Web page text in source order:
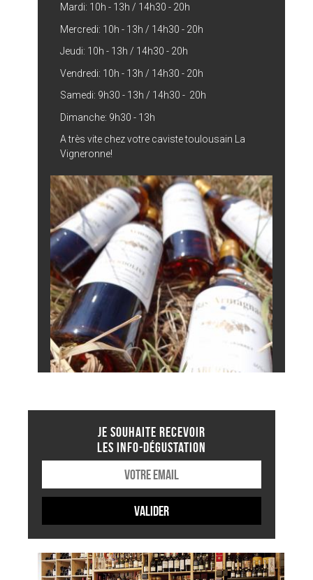
Mardi: 10h - 13h / 14h30 - 20h
Mercredi: 10h - 13h / 14h30 - 20h
Jeudi: 10h - 13h / 14h30 - 20h
Vendredi: 10h - 13h / 14h30 - 20h
Samedi: 9h30 - 13h / 14h30 - 20h
Dimanche: 9h30 - 13h
A très vite chez votre caviste toulousain La
Vigneronne!
JE SOUHAITE RECEVOIR
LES INFO-DÉGUSTATION